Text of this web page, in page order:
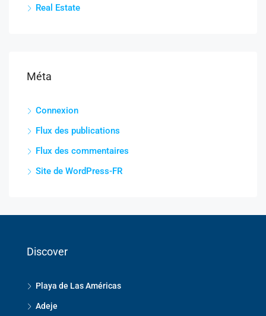
Real Estate
Méta
Connexion
Flux des publications
Flux des commentaires
Site de WordPress-FR
Discover
Playa de Las Américas
Adeje